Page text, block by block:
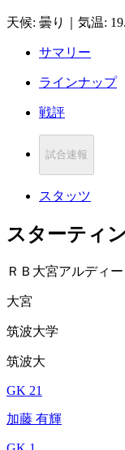
天候: 曇り 気温:
サマリー
ラインナップ
戦評
試合速報
スタッツ
スターティ
ＲＢ大宮アルディ
大宮
筑波大学
筑波大
GK 21
加藤 有輝